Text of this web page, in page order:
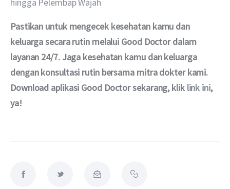
Pastikan untuk mengecek kesehatan kamu dan
keluarga secara rutin melalui Good Doctor dalam
layanan 24/7. Jaga kesehatan kamu dan keluarga
dengan konsultasi rutin bersama mitra dokter kami.
Download aplikasi Good Doctor sekarang, klik link ini,
ya!